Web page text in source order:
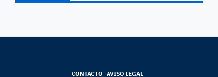
CONTACTO AVISO LEGAL